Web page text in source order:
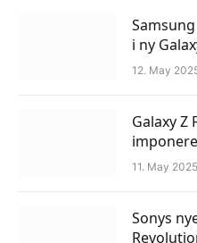
i ny
12. May
Galaxy Z
11. May 2025
Sonys